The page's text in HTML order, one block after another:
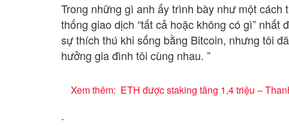
Trong những gì anh ấy trình bày như một
thống giao dịch “tất cả hoặc không có gì” nhất
sự thích thú khi sống bằng Bitcoin, nhưng tôi
hưởng gia đình tôi cùng nhau. ”
Xem thêm: ETH được staking tăng 1,4 triệu –
.